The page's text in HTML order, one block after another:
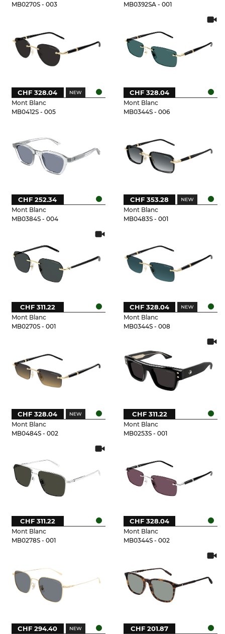
MB0270S - 003
MB0392SA - 001
Mont Blanc
MB0412S - 005
CHF 328.04
Mont Blanc
MB0344S - 006
CHF 328.04
Mont Blanc
MB0384S - 004
CHF 252.34
Mont Blanc
MB0483S - 001
CHF 353.28
Mont Blanc
MB0270S - 001
CHF 311.22
Mont Blanc
MB0344S - 008
CHF 328.04
Mont Blanc
MB0484S - 002
CHF 328.04
Mont Blanc
MB0253S - 001
CHF 311.22
Mont Blanc
MB0278S - 001
CHF 311.22
Mont Blanc
MB0344S - 002
CHF 328.04
CHF 294.40 CHF 201.87